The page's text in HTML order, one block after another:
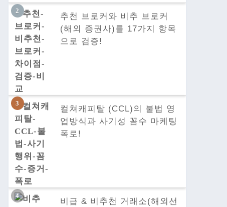
추천 브로커와 비추 브로커
(해외 증권사)를 17가지 항목
으로 검증!
컬쳐캐피탈 (CCL)의 불법 영
업방식과 사기성 꼼수 마케팅
폭로!
비급 & 비추천 거래소(해외선